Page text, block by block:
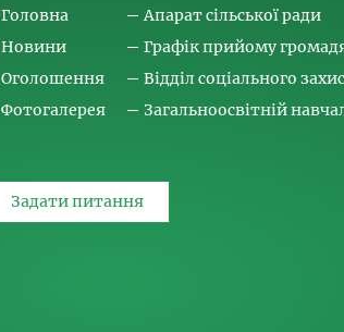
Головна
Новини
Оголошення
Фотогалерея
Апарат сільської ради
Графік прийому
Відділ соціального
Загальноосвітній
Задати питання